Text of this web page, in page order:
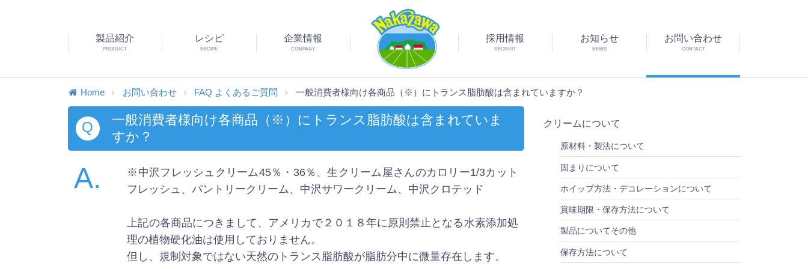
製品紹介
PRODUCT
レシピ
RECIPE
企業情報
COMPANY
採用情報
RECRUIT
お知らせ
NEWS
お問い合わせ
CONTACT
Home お問い合わせ FAQ よくあるご質問 一般消費者様向け各商品（※）にトランス脂肪酸は含まれていますか？
Q
一般消費者様向け各商品（※）にトランス脂肪酸は含まれていま
すか？
A.
※中沢フレッシュクリーム45％・36％、生クリーム屋さんのカロリー1/3カット
フレッシュ、パントリークリーム、中沢サワークリーム、中沢クロテッド
上記の各商品につきまして、アメリカで２０１８年に原則禁止となる水素添加処
理の植物硬化油は使用しておりません。
但し、規制対象ではない天然のトランス脂肪酸が脂肪分中に微量存在します。
クリームについて
原材料・製法について
固まりについて
ホイップ方法・デコレーションについて
賞味期限・保存方法について
製品についてその他
保存方法について